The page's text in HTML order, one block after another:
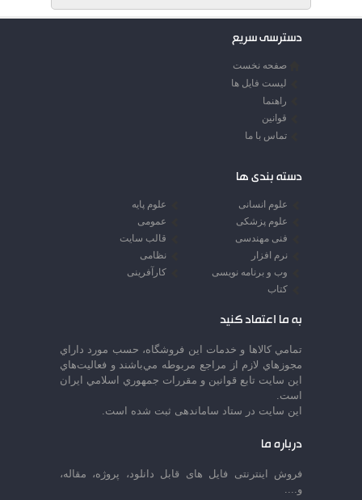
دسترسی سریع
صفحه نخست
لیست فایل ها
راهنما
قوانین
تماس با ما
دسته بندی ها
علوم انسانی
علوم پایه
علوم پزشکی
عمومی
فنی مهندسی
قالب سایت
نرم افزار
نظامی
وب و برنامه نویسی
کارآفرینی
کتاب
به ما اعتماد کنید
تمامي كالاها و خدمات اين فروشگاه، حسب مورد داراي
مجوزهاي لازم از مراجع مربوطه مي‌باشند و فعاليت‌هاي
اين سايت تابع قوانين و مقررات جمهوري اسلامي ايران
است.
این سایت در ستاد ساماندهی ثبت شده است.
درباره ما
فروش اینترنتی فایل های قابل دانلود، پروژه، مقاله،
و....